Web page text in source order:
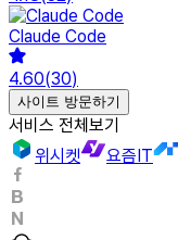
Claude Code
4.60(30)
사이트 방문하기
서비스 전체보기
위시켓
요즘IT